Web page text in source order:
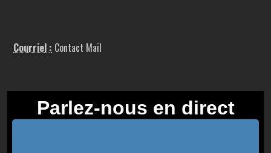
Courriel : Contact Mail